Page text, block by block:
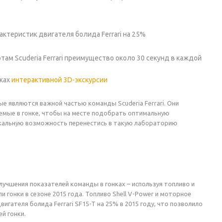
двигателя болида Ferrari на 25%
Scuderia Ferrari преимущество около 30 секунд в каждой
интерактивной 3D-экскурсии
являются важной частью команды Scuderia Ferrari. Они
в гонке, чтобы на месте подобрать оптимальную
возможность перенестись в такую лабораторию
показателей команды в гонках – используя топливо и
в сезоне 2015 года. Топливо Shell V-Power и моторное
болида Ferrari SF15-T на 25% в 2015 году, что позволило
гонки.